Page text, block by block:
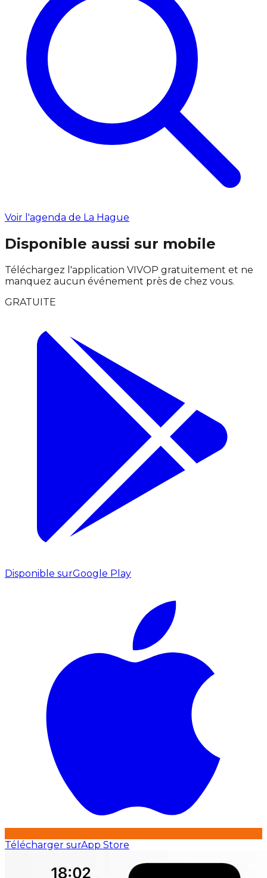
Voir l'agenda de La Hague
Disponible aussi sur mobile
Téléchargez l'application VIVOP gratuitement et ne
manquez aucun événement près de chez vous.
GRATUITE
Disponible surGoogle Play
Télécharger surApp Store